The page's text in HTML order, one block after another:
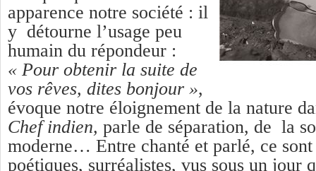
apparence notre société : il
y détourne l’usage peu
humain du répondeur :
« Pour obtenir la suite de
vos rêves, dites bonjour »,
évoque notre éloignement de la nature
Chef indien, parle de séparation, de la
moderne… Entre chanté et parlé, ce sont
poétiques, surréalistes, vus sous un jour